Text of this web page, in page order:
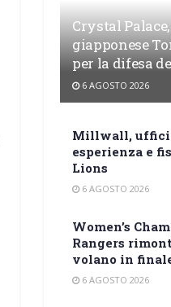
Crystal
giapponese
per la difesa
6 AGOSTO 2026
Millwall,
esperienza e
Lions
6 AGOSTO 2026
Women’s
Rangers
volano in
6 AGOSTO 2026